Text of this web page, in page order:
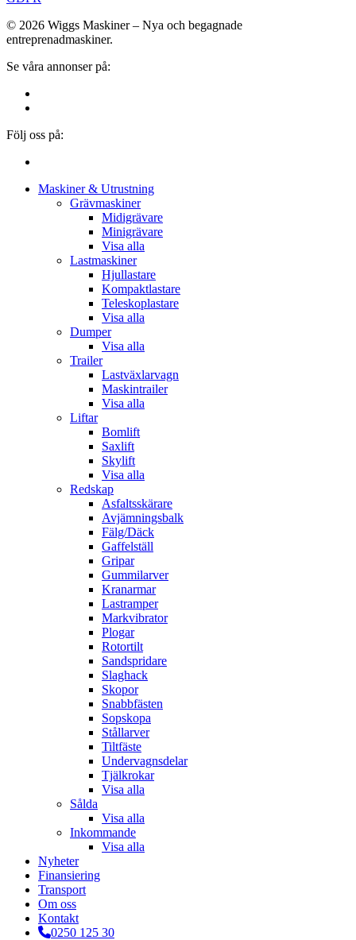
© 2026 Wiggs Maskiner – Nya och begagnade
entreprenadmaskiner.
Se våra annonser på:
Följ oss på:
Close
Maskiner & Utrustning
Grävmaskiner
Midigrävare
Minigrävare
Visa alla
Lastmaskiner
Hjullastare
Kompaktlastare
Teleskoplastare
Visa alla
Dumper
Visa alla
Trailer
Lastväxlarvagn
Maskintrailer
Visa alla
Liftar
Bomlift
Saxlift
Skylift
Visa alla
Redskap
Asfaltsskärare
Avjämningsbalk
Fälg/Däck
Gaffelställ
Gripar
Gummilarver
Kranarmar
Lastramper
Markvibrator
Plogar
Rotortilt
Sandspridare
Slaghack
Skopor
Snabbfästen
Sopskopa
Stållarver
Tiltfäste
Undervagnsdelar
Tjälkrokar
Visa alla
Sålda
Visa alla
Inkommande
Visa alla
Nyheter
Finansiering
Transport
Om oss
Kontakt
0250 125 30